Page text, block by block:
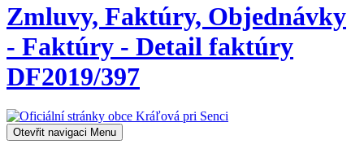
Zmluvy, Faktúry, Objednávky
- Faktúry - Detail faktúry
DF2019/397
Otevřit navigaci Menu